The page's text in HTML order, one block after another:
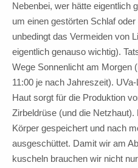
Nebenbei, wer hätte eigentlich
um einen gestörten Schlaf
unbedingt das Vermeiden von
eigentlich genauso wichtig).
Wege Sonnenlicht am Morgen
11:00 je nach Jahreszeit).
Haut sorgt für die Produktion
Zirbeldrüse (und die
Körper gespeichert und nach
ausgeschüttet. Damit wir am
kuscheln brauchen wir nicht